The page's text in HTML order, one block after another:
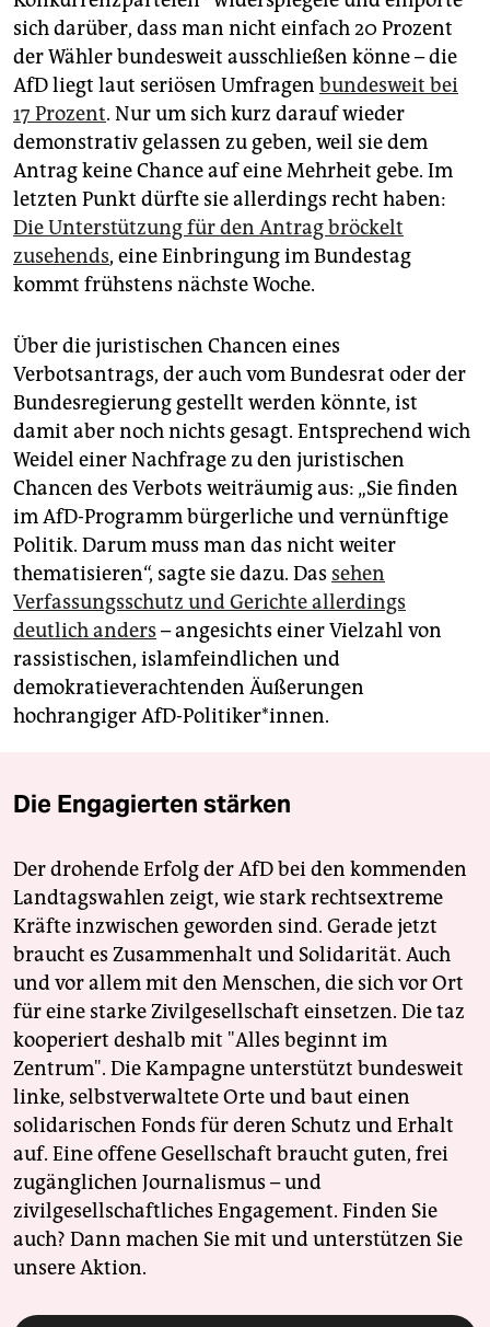
sich darüber, dass man nicht einfach 20 Prozent
der Wähler bundesweit ausschließen könne – die
AfD liegt laut seriösen Umfragen bundesweit bei
17 Prozent. Nur um sich kurz darauf wieder
demonstrativ gelassen zu geben, weil sie dem
Antrag keine Chance auf eine Mehrheit gebe. Im
letzten Punkt dürfte sie allerdings recht haben:
Die Unterstützung für den Antrag bröckelt
zusehends, eine Einbringung im Bundestag
kommt frühstens nächste Woche.
Über die juristischen Chancen eines
Verbotsantrags, der auch vom Bundesrat oder der
Bundesregierung gestellt werden könnte, ist
damit aber noch nichts gesagt. Entsprechend wich
Weidel einer Nachfrage zu den juristischen
Chancen des Verbots weiträumig aus: „Sie finden
im AfD-Programm bürgerliche und vernünftige
Politik. Darum muss man das nicht weiter
thematisieren“, sagte sie dazu. Das sehen
Verfassungsschutz und Gerichte allerdings
deutlich anders – angesichts einer Vielzahl von
rassistischen, islamfeindlichen und
demokratieverachtenden Äußerungen
hochrangiger AfD-Politiker*innen.
Die Engagierten stärken
Der drohende Erfolg der AfD bei den kommenden
Landtagswahlen zeigt, wie stark rechtsextreme
Kräfte inzwischen geworden sind. Gerade jetzt
braucht es Zusammenhalt und Solidarität. Auch
und vor allem mit den Menschen, die sich vor Ort
für eine starke Zivilgesellschaft einsetzen. Die taz
kooperiert deshalb mit "Alles beginnt im
Zentrum". Die Kampagne unterstützt bundesweit
linke, selbstverwaltete Orte und baut einen
solidarischen Fonds für deren Schutz und Erhalt
auf. Eine offene Gesellschaft braucht guten, frei
zugänglichen Journalismus – und
zivilgesellschaftliches Engagement. Finden Sie
auch? Dann machen Sie mit und unterstützen Sie
unsere Aktion.